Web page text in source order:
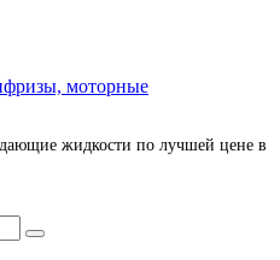
жидкости по лучшей цене в